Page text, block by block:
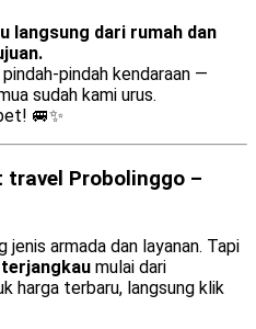
langsung dari rumah dan
pindah kendaraan —
sudah kami urus.
🚐✨
travel Probolinggo –
armada dan layanan. Tapi
terjangkau mulai dari
harga terbaru, langsung klik